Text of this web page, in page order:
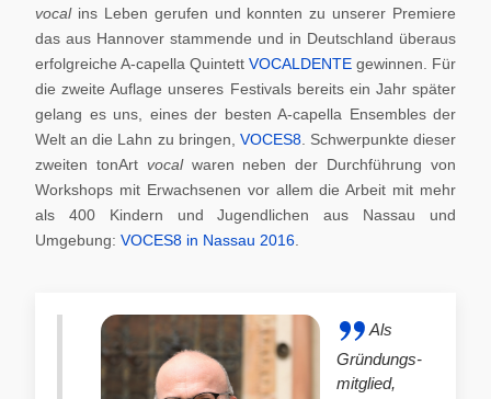
vocal ins Leben gerufen und konnten zu unserer Premiere
das aus Hannover stammende und in Deutschland überaus
erfolgreiche A-capella Quintett VOCALDENTE gewinnen. Für
die zweite Auflage unseres Festivals bereits ein Jahr später
gelang es uns, eines der besten A-capella Ensembles der
Welt an die Lahn zu bringen, VOCES8. Schwerpunkte dieser
zweiten tonArt vocalwaren neben der Durchführung von
Workshops mit Erwachsenen vor allem die Arbeit mit mehr
als 400 Kindern und Jugendlichen aus Nassau und
Umgebung: VOCES8 in Nassau 2016
Als
Gründungs-
mitglied,